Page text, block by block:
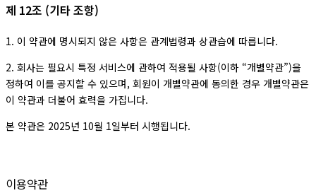
제 12조 (기타 조항)
1. 이 약관에 명시되지 않은 사항은 관계법령과 상관습에 따릅니다.
2. 회사는 필요시 특정 서비스에 관하여 적용될 사항(이하 “개별약관”)을
정하여 이를 공지할 수 있으며, 회원이 개별약관에 동의한 경우 개별약관은
이 약관과 더불어 효력을 가집니다.
본 약관은 2025년 10월 1일부터 시행됩니다.
이용약관